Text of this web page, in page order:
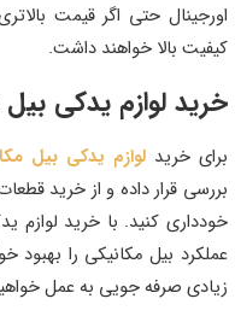
اورجینال حتی اگر قیمت
کیفیت بالا خواهند داشت.
خرید لوازم یدکی بیل
برای خریدلوازم یدکی بیل
بررسی قرار داده و از خرید
خودداری کنید. با خرید لوازم
عملکرد بیل مکانیکی را بهبود
زیادی صرفه جویی به عمل